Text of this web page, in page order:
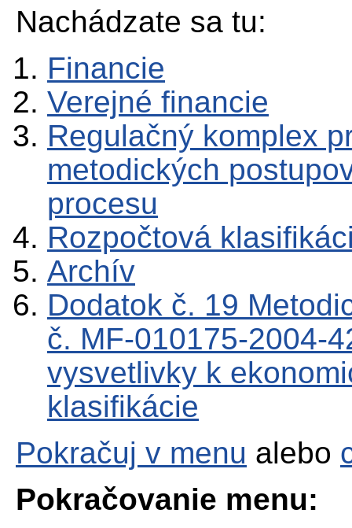
Nachádzate sa tu:
Financie
Verejné financie
Regulačný komplex
metodických
procesu
Rozpočtová
Archív
Dodatok č. 19
č. MF-010175-2004-
vysvetlivky k
klasifikácie
Pokračuj v menu alebo
Pokračovanie menu: